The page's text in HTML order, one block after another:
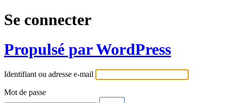
Se connecter
Propulsé par WordPress
Identifiant ou adresse e-mail
Mot de passe